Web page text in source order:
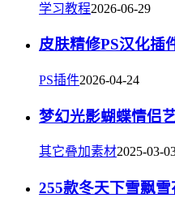
学习教程2026-06-29
皮肤精修PS汉化插
PS插件2026-04-24
梦幻光影蝴蝶情侣
其它叠加素材2025-03-
255款冬天下雪飘